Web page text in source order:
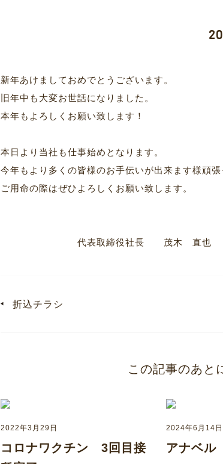
新年あけましておめでとうございます。
旧年中も大変お世話になりました。
本年もよろしくお願い致します！
本日より当社も仕事始めとなります。
今年もより多くの皆様のお手伝いが出来ます様頑張
ご用命の際はぜひよろしくお願い致します。
代表取締役社長 茂木 直也
折込チラシ
この記事のあと
2022年3月29日
コロナワクチン 3回目接
2024年6月14日
アナベル